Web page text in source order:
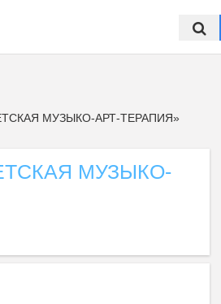
МУЗЫКО-АРТ-ТЕРАПИЯ»
МУЗЫКО-